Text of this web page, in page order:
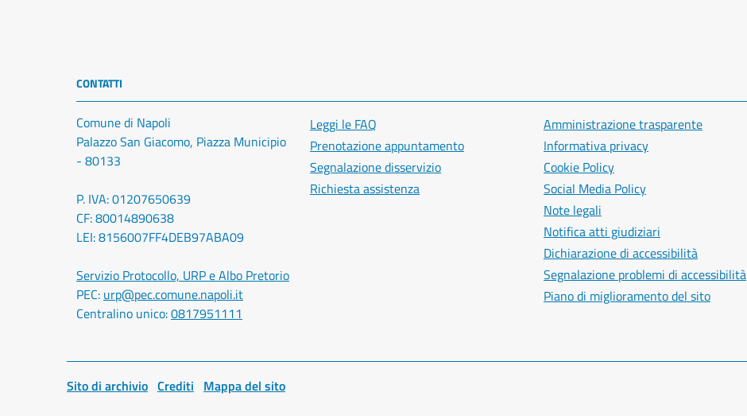
CONTATTI
Comune di Napoli
Palazzo San Giacomo, Piazza Municipio
- 80133
P. IVA: 01207650639
CF: 80014890638
LEI: 8156007FF4DEB97ABA09
Servizio Protocollo, URP e Albo Pretorio
PEC: urp@pec.comune.napoli.it
Centralino unico:0817951111
Leggi le FAQ
Prenotazione appuntamento
Segnalazione disservizio
Richiesta assistenza
Amministrazione trasparente
Informativa privacy
Cookie Policy
Social Media Policy
Note legali
Notifica atti giudiziari
Dichiarazione di accessibilità
Segnalazione problemi di accessibilità
Piano di miglioramento del sito
Sito di archivio Crediti Mappa del sito